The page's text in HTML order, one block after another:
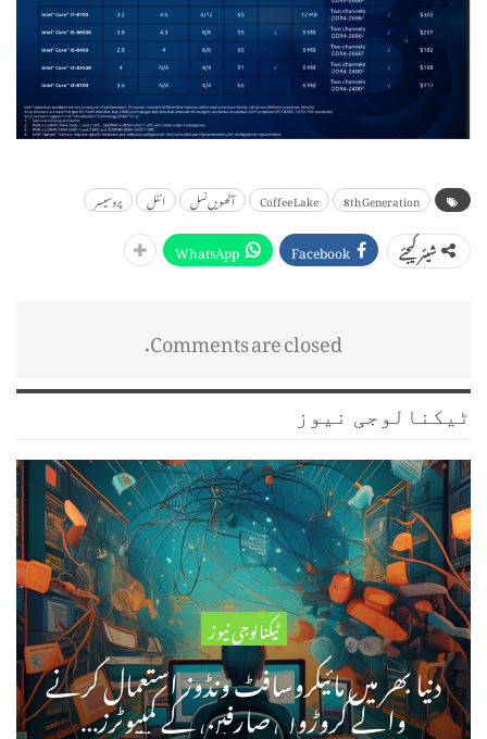
8th Generation
Coffee Lake آٹھویں نسل انٹل پروسیسر
شیئر کیجئے Facebook
WhatsApp
Comments are closed.
ٹیکنالوجی نیوز
ٹیکنالوجی نیوز
دنیا بھر میں مائیکروسافٹ ونڈوز استعمال کرنے
والے کروڑوں صارفین کے کمپیوٹرز…